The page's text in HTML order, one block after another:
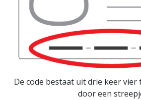
De code bestaat uit drie keer vier
door een